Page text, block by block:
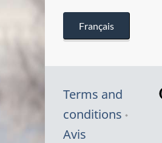
Français
Terms and
conditions
Avis